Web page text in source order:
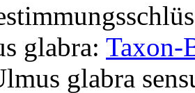
glabra: Taxon-
glabra